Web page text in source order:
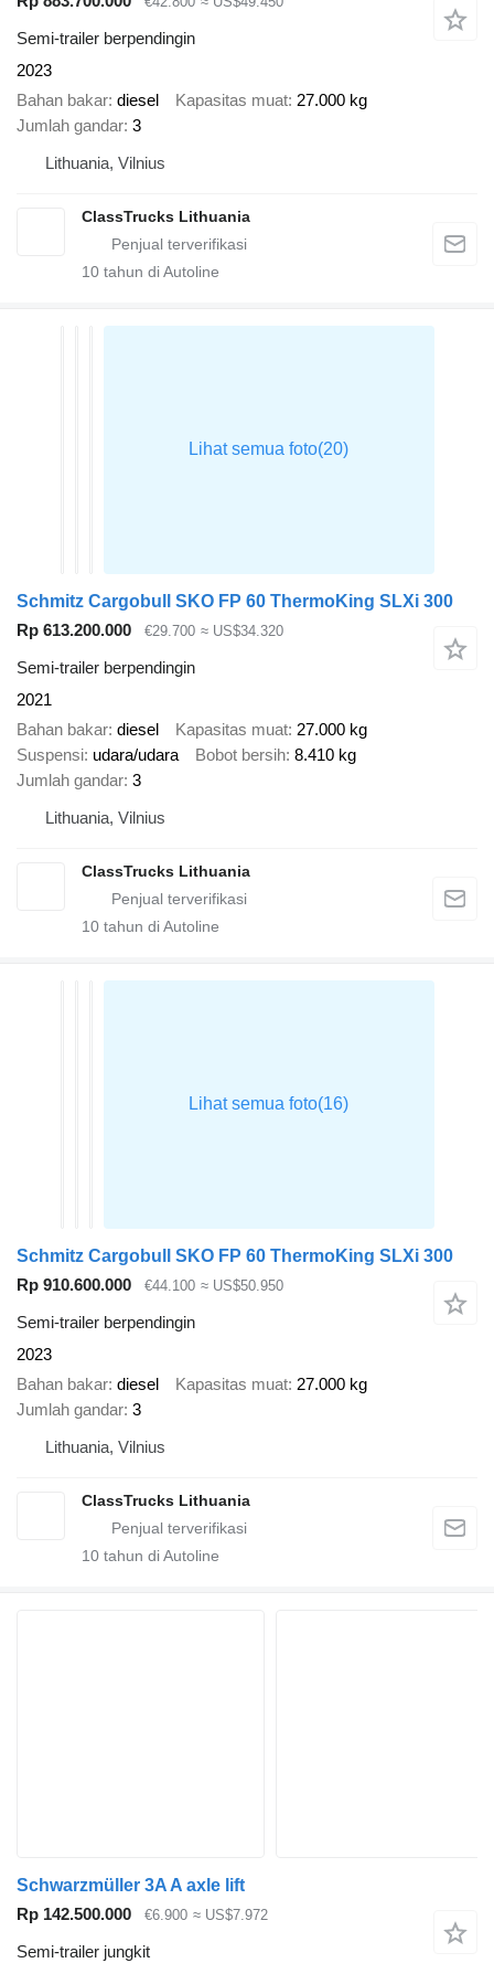
Semi-trailer berpendingin
2023
Bahan bakar diesel Kapasitas muat 27.000 kg
Jumlah gandar 3
Lithuania, Vilnius
ClassTrucks Lithuania
10 tahun di Autoline
Schmitz Cargobull SKO FP 60 ThermoKing SLXi 300
Rp 613.200.000
€29.700 ≈ US$34.320
Semi-trailer berpendingin
2021
Bahan bakar diesel Kapasitas muat 27.000 kg
Suspensi udara/udara Bobot bersih 8.410 kg
Jumlah gandar 3
Lithuania, Vilnius
ClassTrucks Lithuania
10 tahun di Autoline
Schmitz Cargobull SKO FP 60 ThermoKing SLXi 300
Rp 910.600.000
€44.100 ≈ US$50.950
Semi-trailer berpendingin
2023
Bahan bakar diesel Kapasitas muat 27.000 kg
Jumlah gandar 3
Lithuania, Vilnius
ClassTrucks Lithuania
10 tahun di Autoline
Schwarzmüller 3A A axle lift
Rp 142.500.000
€6.900 ≈ US$7.972
Semi-trailer jungkit